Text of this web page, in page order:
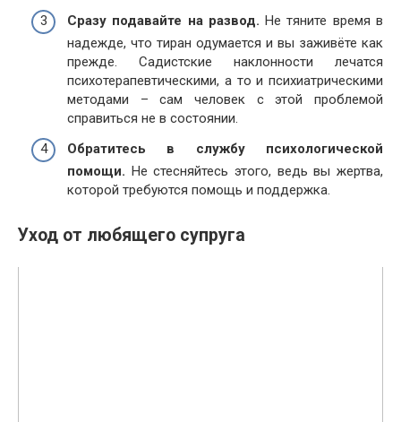
Сразу подавайте на развод. Не тяните время в
надежде, что тиран одумается и вы заживёте как
прежде. Садистские наклонности лечатся
психотерапевтическими, а то и психиатрическими
методами – сам человек с этой проблемой
справиться не в состоянии.
Обратитесь в службу психологической
помощи. Не стесняйтесь этого, ведь вы жертва,
которой требуются помощь и поддержка.
Уход от любящего супруга